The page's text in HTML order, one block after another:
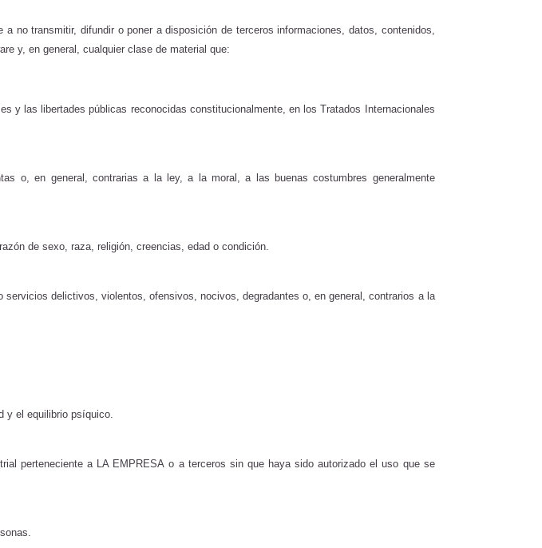
transmitir, difundir o poner a disposición de terceros informaciones, datos, contenidos,
y, en general, cualquier clase de material que:
y las libertades públicas reconocidas constitucionalmente, en los Tratados Internacionales
o, en general, contrarias a la ley, a la moral, a las buenas costumbres generalmente
de sexo, raza, religión, creencias, edad o condición.
delictivos, violentos, ofensivos, nocivos, degradantes o, en general, contrarios a la
y el equilibrio psíquico.
perteneciente a LA EMPRESA o a terceros sin que haya sido autorizado el uso que se